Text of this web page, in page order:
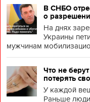
В СНБО
о
На днях
Украины
мужчинам
Что не
потерять
У каждой
Раньше